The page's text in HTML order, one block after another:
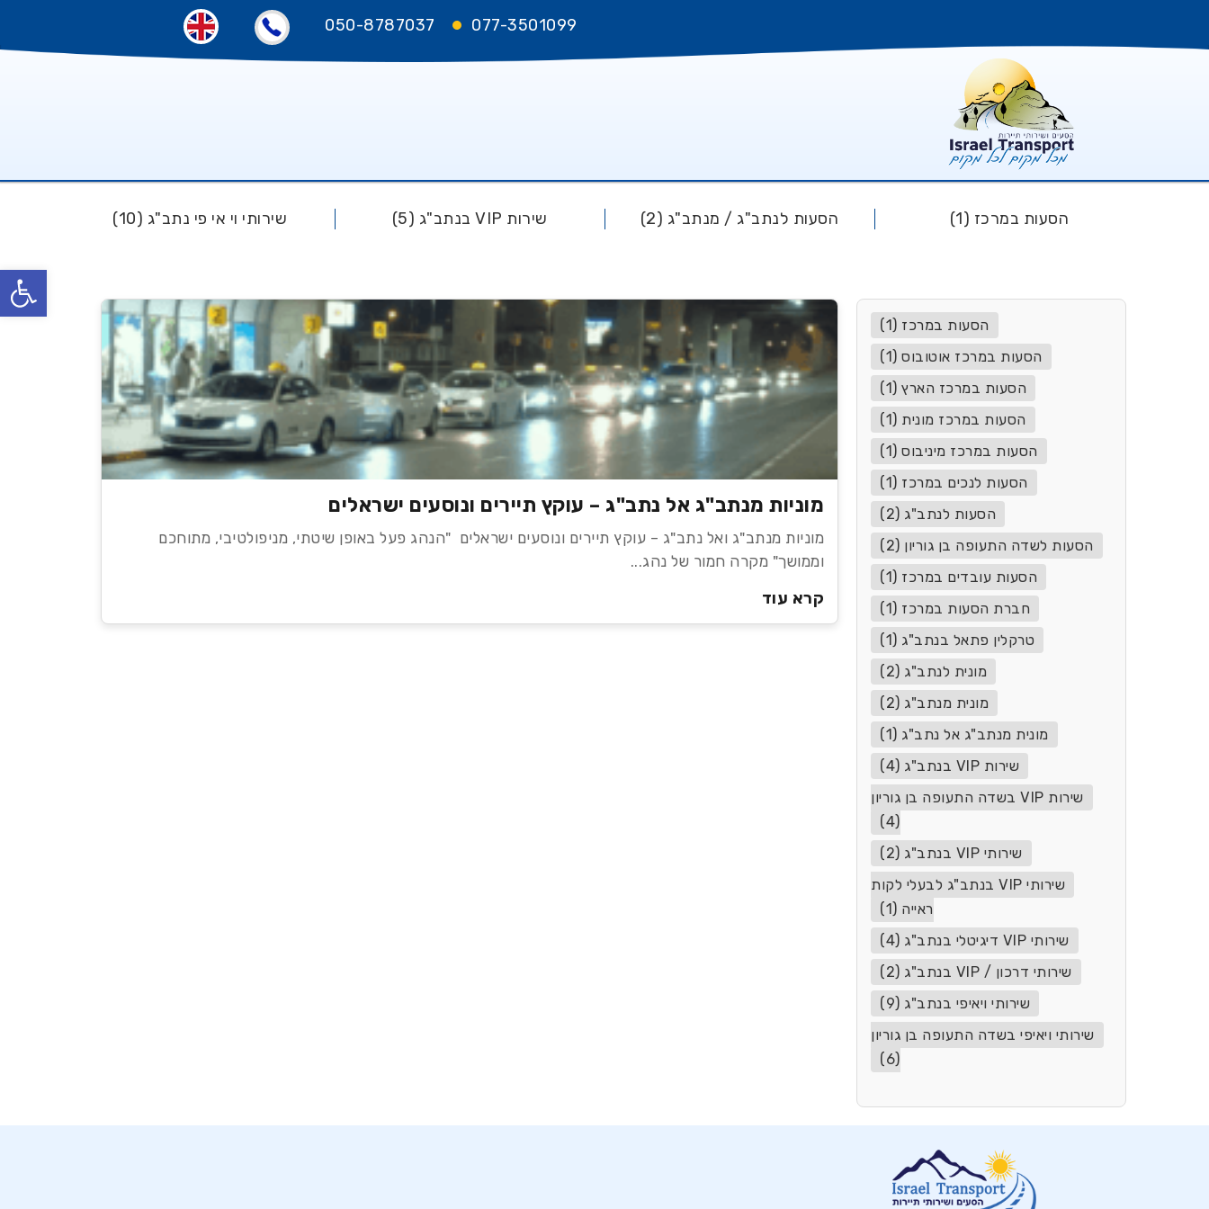
050-8787037 077-3501099
הסעות במרכז (1) הסעות לנתב"ג / מנתב"ג (2) שירות VIP בנתב"ג (5) שירותי וי אי פי נתב"ג (10)
הסעות במרכז (1)
הסעות במרכז אוטובוס (1)
הסעות במרכז הארץ (1)
הסעות במרכז מונית (1)
הסעות במרכז מיניבוס (1)
הסעות לנכים במרכז (1)
הסעות לנתב"ג (2)
הסעות לשדה התעופה בן גוריון (2)
הסעות עובדים במרכז (1)
חברת הסעות במרכז (1)
טרקלין פתאל בנתב"ג (1)
מונית לנתב"ג (2)
מונית מנתב"ג (2)
מונית מנתב"ג אל נתב"ג (1)
שירות VIP בנתב"ג (4)
שירות VIP בשדה התעופה בן גוריון
(4)
שירותי VIP בנתב"ג (2)
שירותי VIP בנתב"ג לבעלי לקות
ראייה (1)
שירותי VIP דיגיטלי בנתב"ג (4)
שירותי דרכון / VIP בנתב"ג (2)
שירותי ויאיפי בנתב"ג (9)
שירותי ויאיפי בשדה התעופה בן גוריון
(6)
מוניות מנתב"ג אל נתב"ג – עוקץ תיירים ונוסעים ישראלים
מוניות מנתב"ג ואל נתב"ג – עוקץ תיירים ונוסעים ישראלים "הנהג פעל באופן שיטתי, מניפולטיבי, מתוחכם
וממושך" מקרה חמור של נהג...
קרא עוד